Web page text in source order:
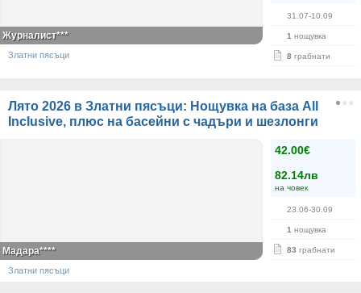
31.07-10.09
1 нощувка
8 грабнати
Журналист***
Златни пясъци
Лято 2026 в Златни пясъци: Нощувка на база All
Inclusive, плюс на басейни с чадъри и шезлонги
42.00€
82.14лв
на човек
23.06-30.09
1 нощувка
83 грабнати
Мадара****
Златни пясъци